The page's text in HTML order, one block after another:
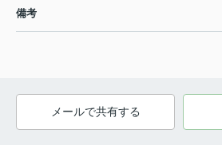
備考
メールで共有する